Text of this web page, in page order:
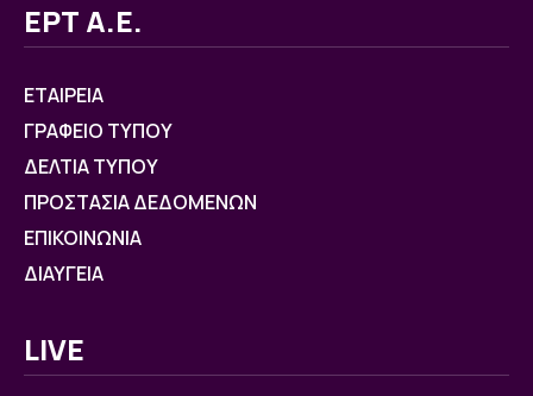
ΕΡΤ Α.Ε.
ΕΤΑΙΡΕΙΑ
ΓΡΑΦΕΙΟ ΤΥΠΟΥ
ΔΕΛΤΙΑ ΤΥΠΟΥ
ΠΡΟΣΤΑΣΙΑ ΔΕΔΟΜΕΝΩΝ
ΕΠΙΚΟΙΝΩΝΙΑ
ΔΙΑΥΓΕΙΑ
LIVE